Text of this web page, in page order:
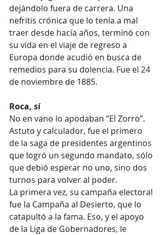
dejándolo fuera de carrera. Una
nefritis crónica que lo tenía a mal
traer desde hacía años, terminó con
su vida en el viaje de regreso a
Europa donde acudió en busca de
remedios para su dolencia. Fue el 24
de noviembre de 1885.
Roca, sí
No en vano lo apodaban “El Zorro”.
Astuto y calculador, fue el primero
de la saga de presidentes argentinos
que logró un segundo mandato, sólo
que debió esperar no uno, sino dos
turnos para volver al poder.
La primera vez, su campaña electoral
fue la Campaña al Desierto, que lo
catapultó a la fama. Eso, y el apoyo
de la Liga de Gobernadores, le